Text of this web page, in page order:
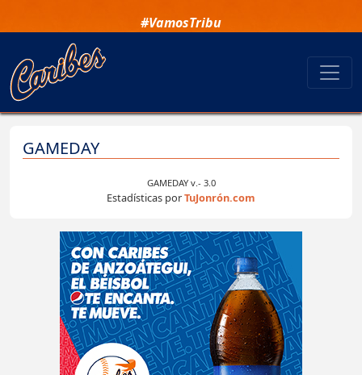
#VamosTribu
GAMEDAY
GAMEDAY v.- 3.0
Estadísticas porTuJonrón.com